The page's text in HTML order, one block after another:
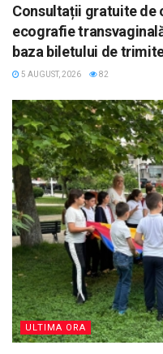
Consultații gratuite
ecografie
baza biletului de
5 AUGUST, 2026 82
ULTIMA ORA